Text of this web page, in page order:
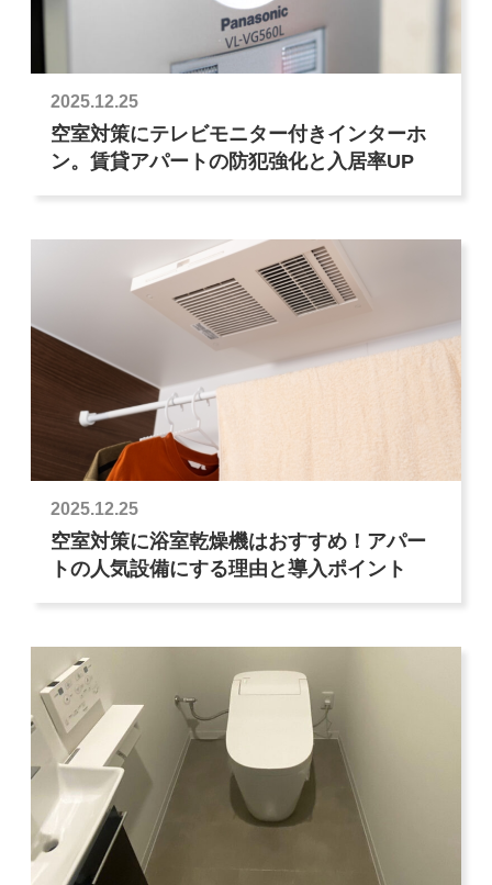
2025.12.25
空室対策にテレビモニター付きインターホ
ン。賃貸アパートの防犯強化と入居率UP
2025.12.25
空室対策に浴室乾燥機はおすすめ！アパー
トの人気設備にする理由と導入ポイント